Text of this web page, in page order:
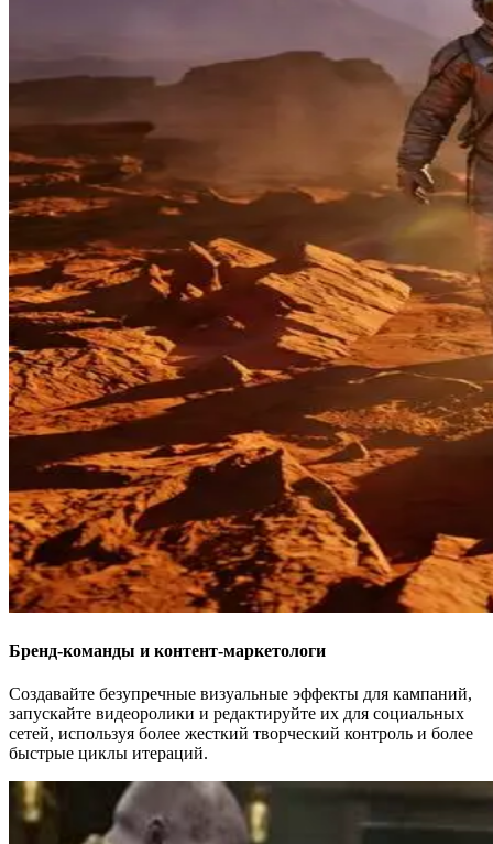
Бренд-команды и контент-маркетологи
Создавайте безупречные визуальные эффекты для кампаний,
запускайте видеоролики и редактируйте их для социальных
сетей, используя более жесткий творческий контроль и более
быстрые циклы итераций.